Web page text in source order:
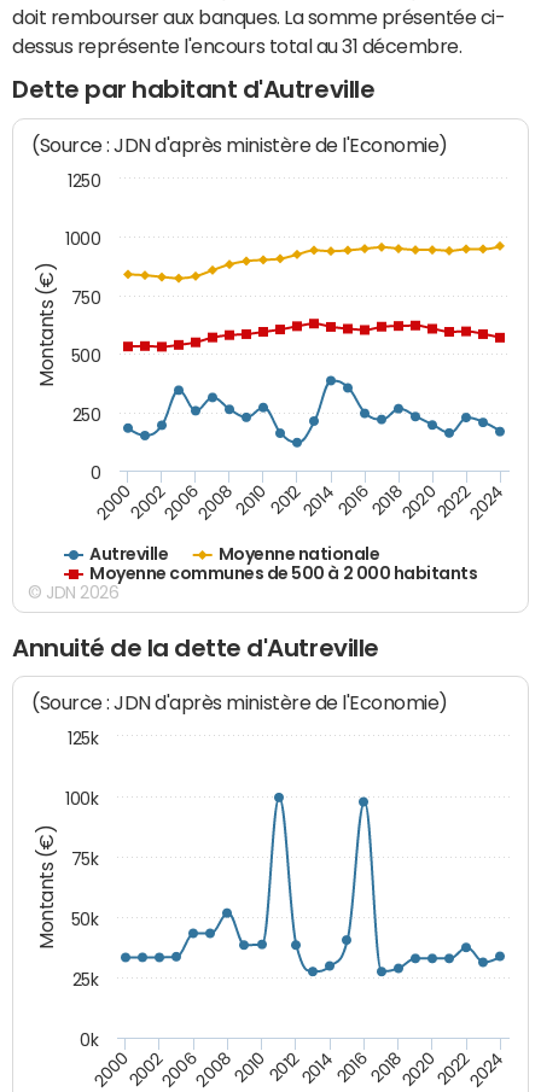
doit rembourser aux banques. La somme présentée ci-
dessus représente l'encours total au 31 décembre.
Dette par habitant d'Autreville
Montants (€)
(Source : JDN d'après ministère de l'Economie)
Autreville
Moyenne nationale
Moyenne communes de 500 à 2 000 habitants
200020022006200820102012201420162018202020222024
0
250
500
750
1000
1250
© JDN 2026
Annuité de la dette d'Autreville
Montants (€)
(Source : JDN d'après ministère de l'Economie)
200020022006200820102012201420162018202020222024
100k
0k
25k
50k
75k
125k